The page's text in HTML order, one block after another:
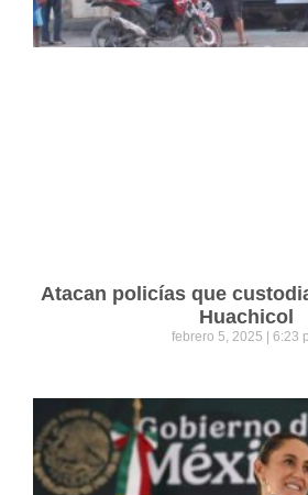
Atacan policías que
Huachicol
febrero 5, 2025 6:23